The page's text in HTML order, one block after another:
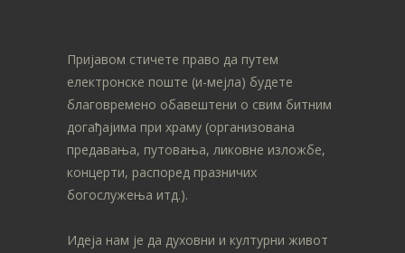
Пријавом стичете право да путем
електронске поште (и-мејла) будете
благовремено обавештени о свим битним
догађајима при храму (организована
предавања, путовања, ликовне изложбе,
концерти, распоред празничих
богослужења итд.).
Идеја нам је да духовни и културни живот